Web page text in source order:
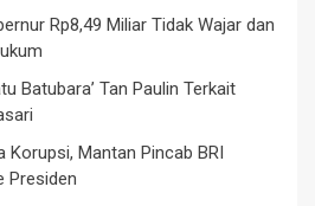
Rp8,49 Miliar Tidak Wajar dan
Batubara’ Tan Paulin Terkait
Korupsi, Mantan Pincab BRI
Presiden